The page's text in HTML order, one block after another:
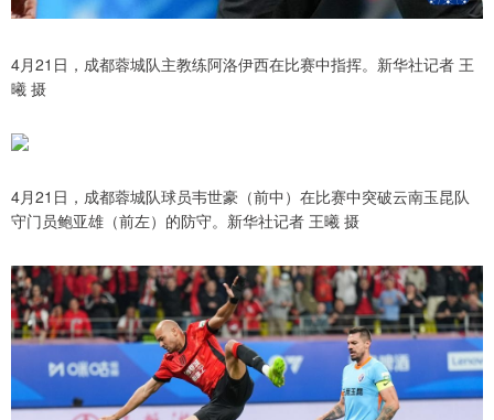
4月21日，成都蓉城队主教练阿洛伊西在比赛中指挥。新华社记者 王
曦 摄
4月21日，成都蓉城队球员韦世豪（前中）在比赛中突破云南玉昆队
守门员鲍亚雄（前左）的防守。新华社记者 王曦 摄